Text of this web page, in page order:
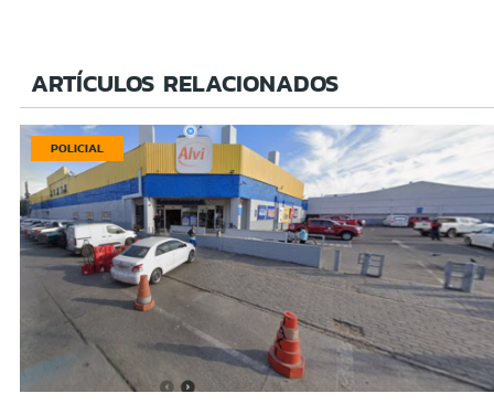
ARTÍCULOS RELACIONADOS
POLICIAL